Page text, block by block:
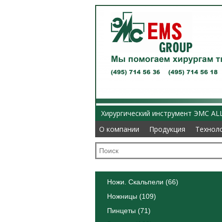
Хирургический инструмент ЭМС
О компании
Продукция
О компании
Продукция
Ножи. Скальпели (66)
Ножницы (109)
Пинцеты (71)